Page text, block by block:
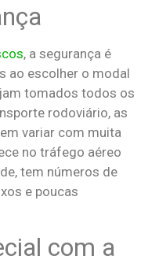
, a segurança é
ao escolher o modal
tomados todos os
rodoviário, as
variar com muita
no tráfego aéreo
tem números de
e poucas
com a